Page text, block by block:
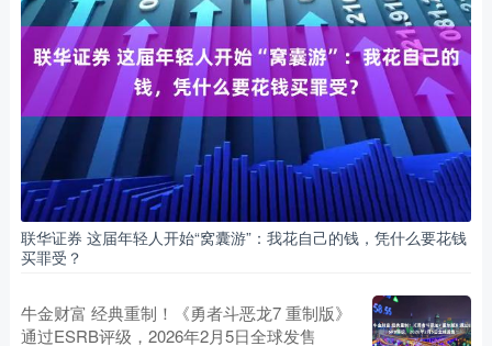
联华证券 这届年轻人开始“窝囊游”：我花自己的钱，凭什么要花钱
买罪受？
牛金财富 经典重制！《勇者斗恶龙7 重制版》
通过ESRB评级，2026年2月5日全球发售